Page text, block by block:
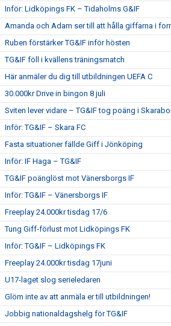
Inför: Lidköpings FK – Tidaholms G&IF
Amanda och Adam ser till att hålla giffarna i
Ruben förstärker TG&IF inför hösten
TG&IF föll i kvällens träningsmatch
Här anmäler du dig till utbildningen UEFA C
30.000kr Drive in bingon 8 juli
Sviten lever vidare – TG&IF tog poäng i
Inför: TG&IF – Skara FC
Fasta situationer fällde Giff i Jönköping
Inför: IF Haga – TG&IF
TG&IF poänglöst mot Vänersborgs IF
Inför: TG&IF – Vänersborgs IF
Freeplay 24.000kr tisdag 17/6
Tung Giff-förlust mot Lidköpings FK
Inför: TG&IF – Lidköpings FK
Freeplay 24.000kr tisdag 17juni
U17-laget slog serieledaren
Glöm inte av att anmäla er till utbildningen!
Jobbig nationaldagshelg för TG&IF